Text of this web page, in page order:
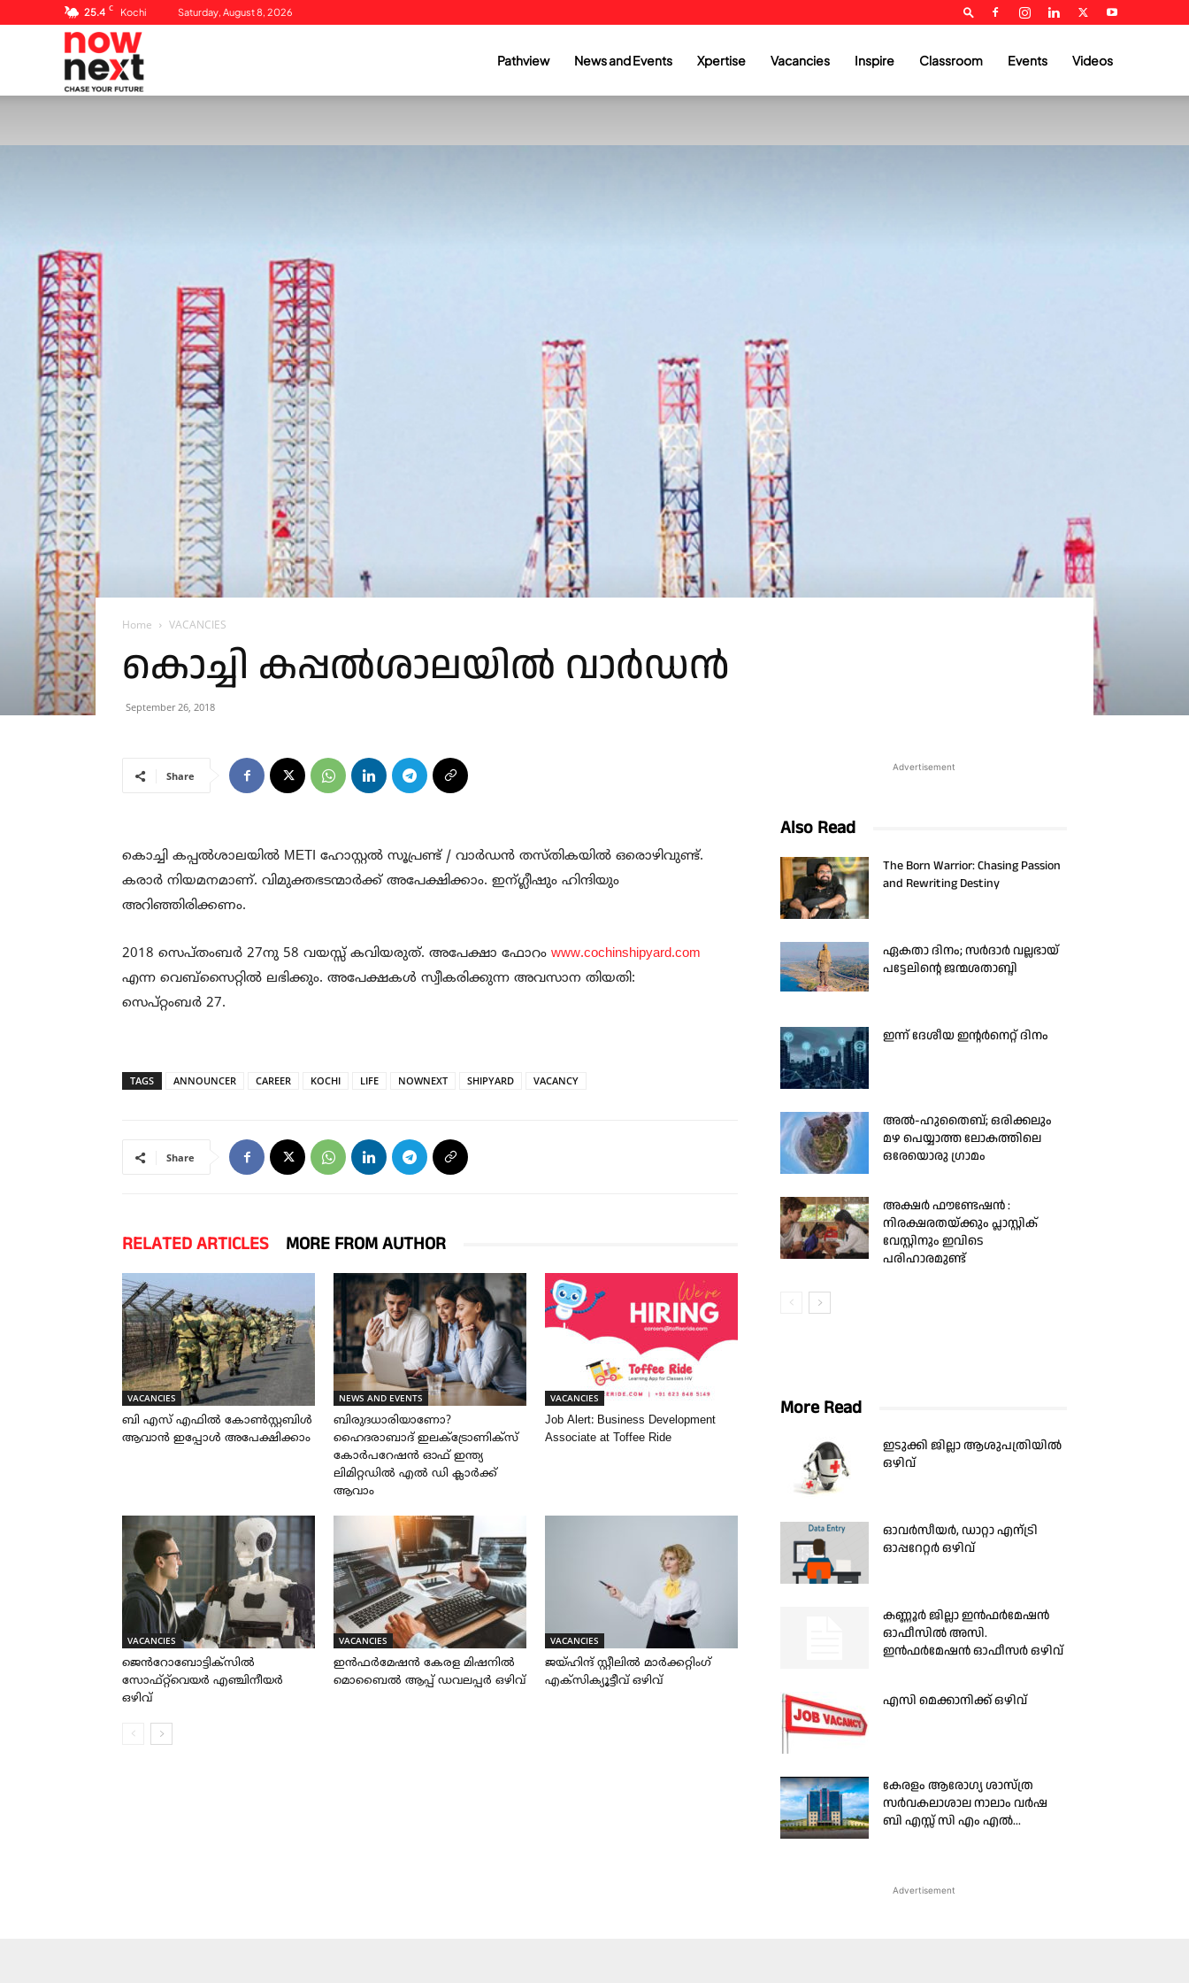
25.4 C Kochi Saturday, August 8, 2026
Pathview News and Events Xpertise Vacancies Inspire Classroom Events Videos
Home VACANCIES
കൊച്ചി കപ്പൽശാലയിൽ വാർഡൻ
September 26, 2018
Share
കൊച്ചി കപ്പൽശാലയിൽ METI ഹോസ്റ്റൽ സൂപ്രണ്ട് / വാർഡൻ തസ്തികയിൽ ഒരൊഴിവുണ്ട്.
കരാർ നിയമനമാണ്. വിമുക്തഭടന്മാർക്ക് അപേക്ഷിക്കാം. ഇന്ഗ്ലീഷും ഹിന്ദിയും
അറിഞ്ഞിരിക്കണം.
2018 സെപ്തംബർ 27നു 58 വയസ്സ് കവിയരുത്. അപേക്ഷാ ഫോറം www.cochinshipyard.com
എന്ന വെബ്‌സൈറ്റിൽ ലഭിക്കും. അപേക്ഷകൾ സ്വീകരിക്കുന്ന അവസാന തിയതി:
സെപ്‌റ്റംബർ 27.
TAGS ANNOUNCER CAREER KOCHI LIFE NOWNEXT SHIPYARD VACANCY
Share
RELATED ARTICLES MORE FROM AUTHOR
VACANCIES
ബി എസ് എഫിൽ കോൺസ്റ്റബിൾ
ആവാൻ ഇപ്പോൾ അപേക്ഷിക്കാം
NEWS AND EVENTS
ബിരുദധാരിയാണോ?
ഹൈദരാബാദ് ഇലക്ട്രോണിക്സ്
കോർപറേഷൻ ഓഫ് ഇന്ത്യ
ലിമിറ്റഡിൽ എൽ ഡി ക്ലാർക്ക്
ആവാം
VACANCIES
Job Alert: Business Development
Associate at Toffee Ride
VACANCIES
ജെൻറോബോട്ടിക്സിൽ
സോഫ്റ്റ്‌വെയർ എഞ്ചിനീയർ
ഒഴിവ്
VACANCIES
ഇൻഫർമേഷൻ കേരള മിഷനിൽ
മൊബൈൽ ആപ്പ് ഡവലപ്പർ ഒഴിവ്
VACANCIES
ജയ്‌ഹിന്ദ്‌ സ്റ്റീലിൽ മാർക്കറ്റിംഗ്
എക്സിക്യൂട്ടീവ് ഒഴിവ്
Advertisement
Also Read
The Born Warrior: Chasing Passion
and Rewriting Destiny
ഏകതാ ദിനം; സർദാർ വല്ലഭായ്
പട്ടേലിന്റെ ജന്മശതാബ്ദി
ഇന്ന് ദേശീയ ഇന്റർനെറ്റ് ദിനം
അൽ-ഹുതൈബ്; ഒരിക്കലും
മഴ പെയ്യാത്ത ലോകത്തിലെ
ഒരേയൊരു ഗ്രാമം
അക്ഷർ ഫൗണ്ടേഷൻ :
നിരക്ഷരതയ്ക്കും പ്ലാസ്റ്റിക്
വേസ്റ്റിനും ഇവിടെ
പരിഹാരമുണ്ട്
More Read
ഇടുക്കി ജില്ലാ ആശുപത്രിയിൽ
ഒഴിവ്
ഓവര്‍സീയര്‍, ഡാറ്റാ എന്ട്രി
ഓപ്പറേറ്റര്‍ ഒഴിവ്
കണ്ണൂര്‍ ജില്ലാ ഇന്‍ഫര്‍മേഷന്‍
ഓഫീസില്‍ അസി.
ഇന്‍ഫര്‍മേഷന്‍ ഓഫീസര്‍ ഒഴിവ്
എസി മെക്കാനിക്ക് ഒഴിവ്
കേരളം ആരോഗ്യ ശാസ്ത്ര
സർവകലാശാല നാലാം വർഷ
ബി എസ്സ് സി എം എൽ...
Advertisement